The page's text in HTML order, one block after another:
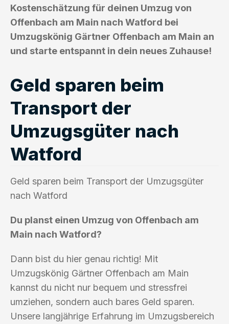
Kostenschätzung für deinen Umzug von
Offenbach am Main nach Watford bei
Umzugskönig Gärtner Offenbach am Main an
und starte entspannt in dein neues Zuhause!
Geld sparen beim
Transport der
Umzugsgüter nach
Watford
Geld sparen beim Transport der Umzugsgüter
nach Watford
Du planst einen Umzug von Offenbach am
Main nach Watford?
Dann bist du hier genau richtig! Mit
Umzugskönig Gärtner Offenbach am Main
kannst du nicht nur bequem und stressfrei
umziehen, sondern auch bares Geld sparen.
Unsere langjährige Erfahrung im Umzugsbereich